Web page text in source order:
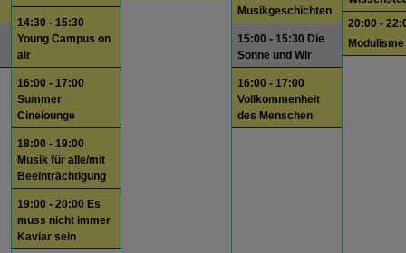
14:30 - 15:30
Young Campus on
air
16:00 - 17:00
Summer
Cinelounge
18:00 - 19:00
Musik für alle/mit
Beeinträchtigung
19:00 - 20:00 Es
muss nicht immer
Kaviar sein
Musikgeschichten
15:00 - 15:30 Die
Sonne und Wir
16:00 - 17:00
Vollkommenheit
des Menschen
20:00 -
Modulisme